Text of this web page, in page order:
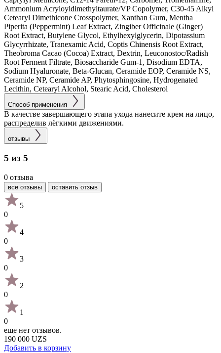
Ammonium Acryloyldimethyltaurate/VP Copolymer, C30-45 Alkyl
Cetearyl Dimethicone Crosspolymer, Xanthan Gum, Mentha
Piperita (Peppermint) Leaf Extract, Zingiber Officinale (Ginger)
Root Extract, Butylene Glycol, Ethylhexylglycerin, Dipotassium
Glycyrrhizate, Tranexamic Acid, Coptis Chinensis Root Extract,
Theobroma Cacao (Cocoa) Extract, Dextrin, Leuconostoc/Radish
Root Ferment Filtrate, Biosaccharide Gum-1, Disodium EDTA,
Sodium Hyaluronate, Beta-Glucan, Ceramide EOP, Ceramide NS,
Ceramide NP, Ceramide AP, Phytosphingosine, Hydrogenated
Lecithin, Cetearyl Alcohol, Stearic Acid, Cholesterol
Способ применения
В качестве завершающего этапа ухода нанесите крем на лицо,
распределив лёгкими движениями.
отзывы
5 из 5
0 отзыва
все отзывы оставить отзыв
5
0
4
0
3
0
2
0
1
0
еще нет отзывов.
190 000 UZS
Добавить в корзину